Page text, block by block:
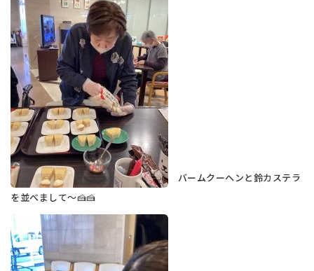
バームクーヘンと鈴カステラ
を並べまして～🍰🍰